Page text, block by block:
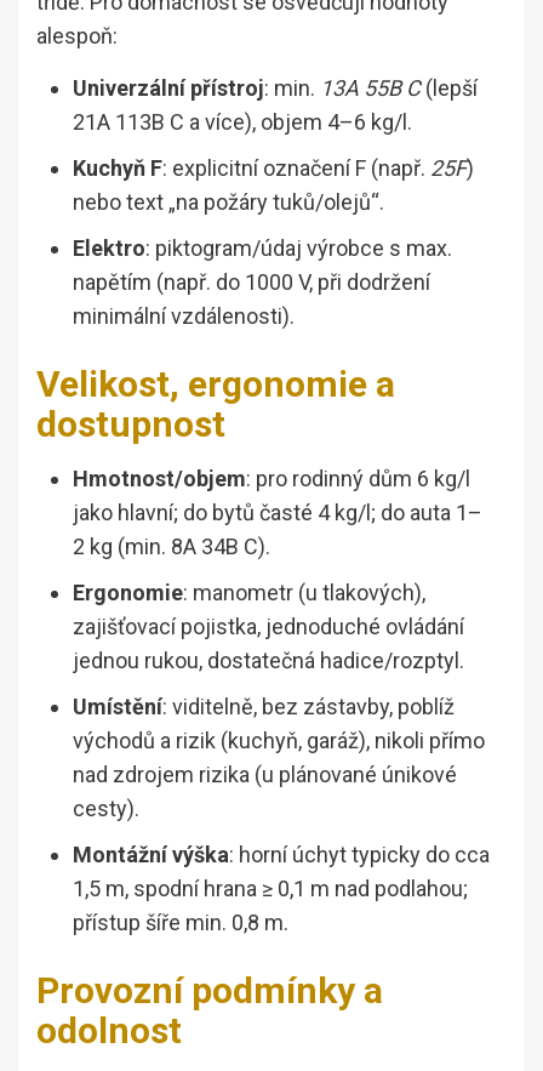
alespoň:
Univerzální přístroj: min. 13A 55B C(lepší
21A 113B C a více), objem 4–6 kg/l.
Kuchyň F: explicitní označení F (např. 25F)
nebo text „na požáry tuků/olejů“.
Elektro: piktogram/údaj výrobce s max.
napětím (např. do 1000 V, při dodržení
minimální vzdálenosti).
Velikost, ergonomie a
dostupnost
Hmotnost/objem: pro rodinný dům 6 kg/l
jako hlavní; do bytů časté 4 kg/l; do auta 1–
2 kg (min. 8A 34B C).
Ergonomie: manometr (u tlakových),
zajišťovací pojistka, jednoduché ovládání
jednou rukou, dostatečná hadice/rozptyl.
Umístění: viditelně, bez zástavby, poblíž
východů a rizik (kuchyň, garáž), nikoli přímo
nad zdrojem rizika (u plánované únikové
cesty).
Montážní výška: horní úchyt typicky do cca
1,5 m, spodní hrana ≥ 0,1 m nad podlahou;
přístup šíře min. 0,8 m.
Provozní podmínky a
odolnost